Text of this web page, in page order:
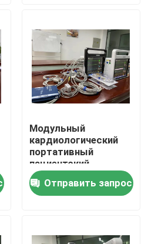
Модульный
кардиологический
портативный
пациентский
монитор для скорой
помощи ICU OEM
ODM
Отправить запрос